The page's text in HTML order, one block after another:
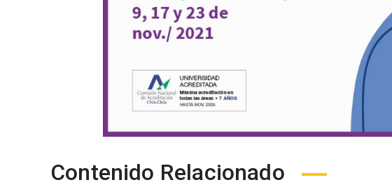
Navegación
Contenido Relacionado